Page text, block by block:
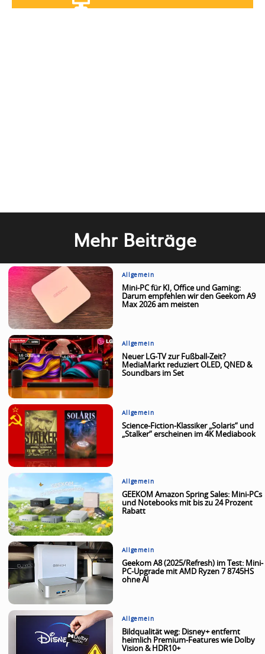
Mehr Beiträge
Allgemein
Mini-PC für KI, Office und Gaming:
Darum empfehlen wir den Geekom A9
Max 2026 am meisten
Allgemein
Neuer LG-TV zur Fußball-Zeit?
MediaMarkt reduziert OLED, QNED &
Soundbars im Set
Allgemein
Science-Fiction-Klassiker „Solaris“ und
„Stalker“ erscheinen im 4K Mediabook
Allgemein
GEEKOM Amazon Spring Sales: Mini-PCs
und Notebooks mit bis zu 24 Prozent
Rabatt
Allgemein
Geekom A8 (2025/Refresh) im Test: Mini-
PC-Upgrade mit AMD Ryzen 7 8745HS
ohne AI
Allgemein
Bildqualität weg: Disney+ entfernt
heimlich Premium-Features wie Dolby
Vision & HDR10+